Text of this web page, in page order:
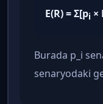
E(R) = Σ[pi ×
Burada p_i
senaryodaki